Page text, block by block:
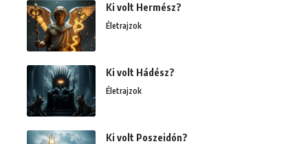
Ki volt Hermész?
Életrajzok
Ki volt Hádész?
Életrajzok
Ki volt Poszeidón?